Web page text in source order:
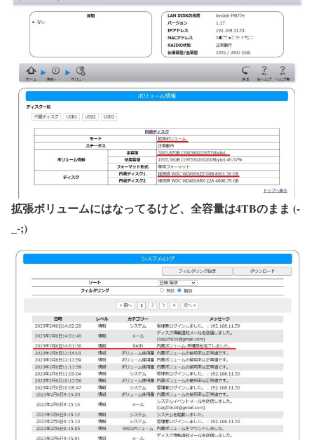
拡張ボリュームにはなってるけど、全容量は4TBのまま (-
_-;)